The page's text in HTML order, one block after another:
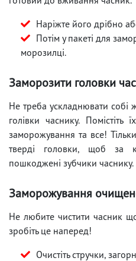
Наріжте його дрібно
Потім у пакеті для
морозилці.
Заморозити головки
Не треба ускладнювати собі
голівки часнику.
заморожування та все!
тверді головки, щоб за
пошкоджені зубчики часнику.
Заморожування
Не любите чистити часник
зробіть це наперед!
Очистіть стручки,